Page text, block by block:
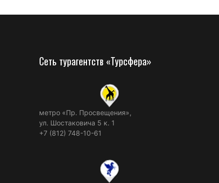
Сеть турагентств «Турсфера»
метро «Пр. Просвещения»,
ул. Шостаковича 5 к. 1
+7 (812) 748-10-61